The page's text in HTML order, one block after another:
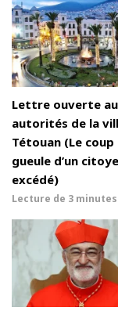
Lettre ouverte
autorités de la
Tétouan (Le coup
gueule d’un
excédé)
Lecture de 3 minutes